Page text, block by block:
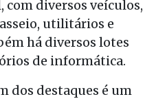
com diversos veículos,
utilitários e
há diversos lotes
de informática.
dos destaques é um